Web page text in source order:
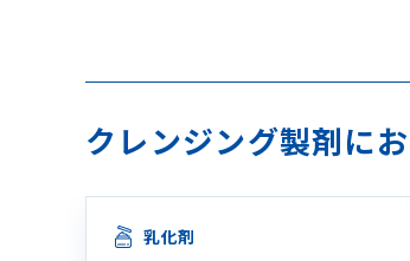
クレンジング製剤に
乳化剤